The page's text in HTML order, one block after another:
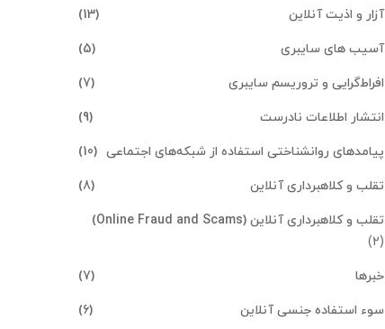
آزار و اذیت آنلاین
(13)
آسیب های سایبری
(5)
افراط‌گرایی و تروریسم سایبری
(7)
انتشار اطلاعات نادرست
(9)
پیامدهای روانشناختی استفاده از شبکه‌های اجتماعی (10)
تقلب و کلاهبرداری آنلاین
(8)
تقلب و کلاهبرداری آنلاین (Online Fraud and Scams)
(2)
خبرها
(7)
سوء استفاده جنسی آنلاین
(6)